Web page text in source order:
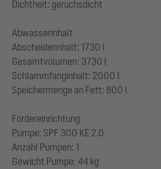
Dichtheit: geruchsdicht
Abwasserinhalt
Abscheiderinhalt: 1730 l
Gesamtvolumen: 3730 l
Schlammfanginhalt: 2000 l
Speichermenge an Fett: 800 l
Fördereinrichtung
Pumpe: SPF 300 KE 2.0
Anzahl Pumpen: 1
Gewicht Pumpe: 44 kg